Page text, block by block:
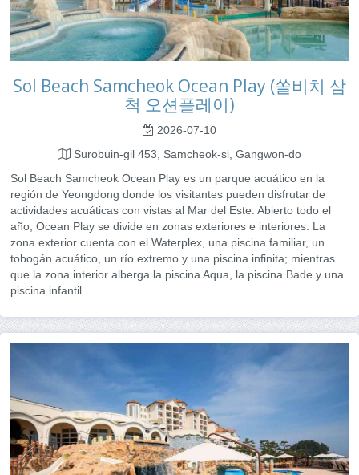
Sol Beach Samcheok Ocean Play (쏠비치 삼
척 오션플레이)
2026-07-10
Surobuin-gil 453, Samcheok-si, Gangwon-do
Sol Beach Samcheok Ocean Play es un parque acuático en la
región de Yeongdong donde los visitantes pueden disfrutar de
actividades acuáticas con vistas al Mar del Este. Abierto todo el
año, Ocean Play se divide en zonas exteriores e interiores. La
zona exterior cuenta con el Waterplex, una piscina familiar, un
tobogán acuático, un río extremo y una piscina infinita; mientras
que la zona interior alberga la piscina Aqua, la piscina Bade y una
piscina infantil.